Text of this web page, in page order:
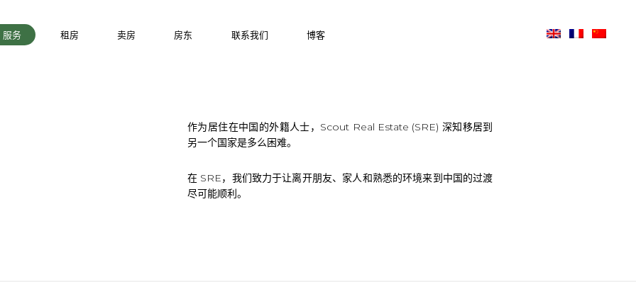
服务 租房 卖房 房东 联系我们 博客
作为居住在中国的外籍人士，Scout Real Estate (SRE) 深知移居到
另一个国家是多么困难。
在 SRE，我们致力于让离开朋友、家人和熟悉的环境来到中国的过渡
尽可能顺利。